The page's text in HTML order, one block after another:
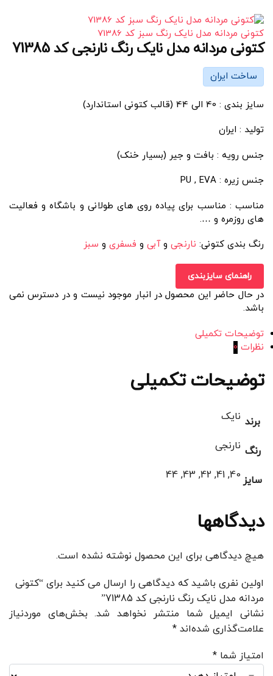
کتونی مردانه مدل نایک رنگ سبز کد 71386
کتونی مردانه مدل نایک رنگ نارنجی کد 71385
ساخت ایران
سایز بندی : 40 الی 44 (قالب کتونی استاندارد)
تولید : ایران
جنس رویه : بافت و جیر (بسیار خنک)
جنس زیره : PU , EVA
مناسب : مناسب برای پیاده روی های طولانی و باشگاه و فعالیت
های روزمره و ….
رنگ بندی کتونی: نارنجی وآبی و فسفری و سبز
راهنمای سایزبندی
در حال حاضر این محصول در انبار موجود نیست و در دسترس نمی
باشد.
توضیحات تکمیلی
نظرات 0
توضیحات تکمیلی
برند نایک
رنگ نارنجی
سایز 40, 41, 42, 43, 44
دیدگاهها
هیچ دیدگاهی برای این محصول نوشته نشده است.
اولین نفری باشید که دیدگاهی را ارسال می کنید برای “کتونی
مردانه مدل نایک رنگ نارنجی کد 71385”
نشانی ایمیل شما منتشر نخواهد شد. بخش‌های موردنیاز
علامت‌گذاری شده‌اند *
امتیاز شما *